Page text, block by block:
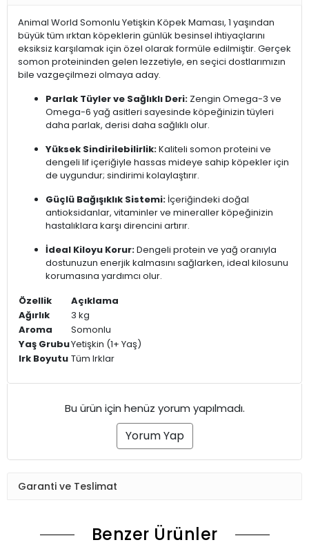
Animal World Somonlu Yetişkin Köpek Maması, 1 yaşından
büyük tüm ırktan köpeklerin günlük besinsel ihtiyaçlarını
eksiksiz karşılamak için özel olarak formüle edilmiştir. Gerçek
somon proteininden gelen lezzetiyle, en seçici dostlarımızın
bile vazgeçilmezi olmaya aday.
Parlak Tüyler ve Sağlıklı Deri: Zengin Omega-3 ve
Omega-6 yağ asitleri sayesinde köpeğinizin tüyleri
daha parlak, derisi daha sağlıklı olur.
Yüksek Sindirilebilirlik:Kaliteli somon proteini ve
dengeli lif içeriğiyle hassas mideye sahip köpekler için
de uygundur; sindirimi kolaylaştırır.
Güçlü Bağışıklık Sistemi: İçeriğindeki doğal
antioksidanlar, vitaminler ve mineraller köpeğinizin
hastalıklara karşı direncini artırır.
İdeal Kiloyu Korur:Dengeli protein ve yağ oranıyla
dostunuzun enerjik kalmasını sağlarken, ideal kilosunu
korumasına yardımcı olur.
Özellik
Açıklama
Ağırlık
3 kg
Aroma
Somonlu
Yaş GrubuYetişkin (1+ Yaş)
Irk Boyutu Tüm Irklar
Bu ürün için henüz yorum yapılmadı.
Yorum Yap
Garanti ve Teslimat
Benzer Ürünler